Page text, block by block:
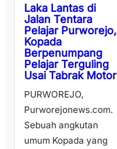
Laka Lantas di
Jalan Tentara
Pelajar Purworejo,
Kopada
Berpenumpang
Pelajar Terguling
Usai Tabrak Motor
PURWOREJO,
Purworejonews.com.
Sebuah angkutan
umum Kopada yang